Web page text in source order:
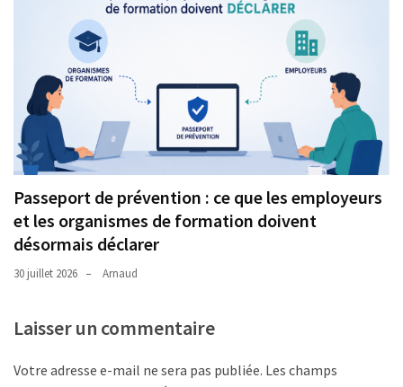
Passeport de prévention : ce que les employeurs
et les organismes de formation doivent
désormais déclarer
30 juillet 2026 Arnaud
Laisser un commentaire
Votre adresse e-mail ne sera pas publiée. Les champs